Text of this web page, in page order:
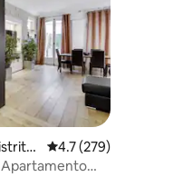
Calificación
4.7 (279)